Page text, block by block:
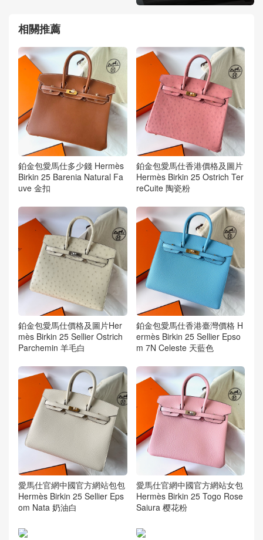
相關推薦
鉑金包愛馬仕多少錢 Hermès
Birkin 25 Barenia Natural Fa
uve 金扣
鉑金包愛馬仕香港價格及圖片
Hermès Birkin 25 Ostrich Ter
reCuite 陶瓷粉
鉑金包愛馬仕價格及圖片Her
mès Birkin 25 Sellier Ostrich
Parchemin 羊毛白
鉑金包愛馬仕香港臺灣價格 H
ermès Birkin 25 Sellier Epso
m 7N Celeste 天藍色
愛馬仕官網中國官方網站包包
Hermès Birkin 25 Sellier Eps
om Nata 奶油白
愛馬仕官網中國官方網站女包
Hermès Birkin 25 Togo Rose
Saiura 樱花粉